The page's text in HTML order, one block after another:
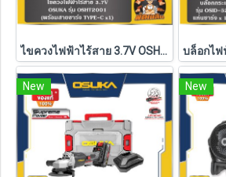
ไขควงไฟฟ้าไร้สาย 3.7V OSHT2001 OSUKA
New New